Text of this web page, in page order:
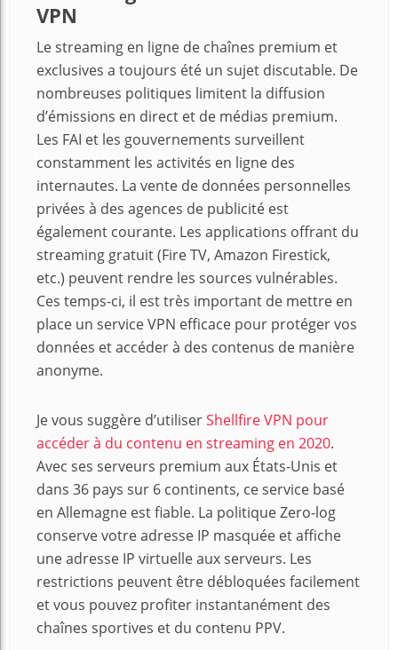
VPN
Le streaming en ligne de chaînes premium et
exclusives a toujours été un sujet discutable. De
nombreuses politiques limitent la diffusion
d’émissions en direct et de médias premium.
Les FAI et les gouvernements surveillent
constamment les activités en ligne des
internautes. La vente de données personnelles
privées à des agences de publicité est
également courante. Les applications offrant du
streaming gratuit (Fire TV, Amazon Firestick,
etc.) peuvent rendre les sources vulnérables.
Ces temps-ci, il est très important de mettre en
place un service VPN efficace pour protéger vos
données et accéder à des contenus de manière
anonyme.
Je vous suggère d’utiliserShellfire VPN pour
accéder à du contenu en streaming en 2020.
Avec ses serveurs premium aux États-Unis et
dans 36 pays sur 6 continents, ce service basé
en Allemagne est fiable. La politique Zero-log
conserve votre adresse IP masquée et affiche
une adresse IP virtuelle aux serveurs. Les
restrictions peuvent être débloquées facilement
et vous pouvez profiter instantanément des
chaînes sportives et du contenu PPV.